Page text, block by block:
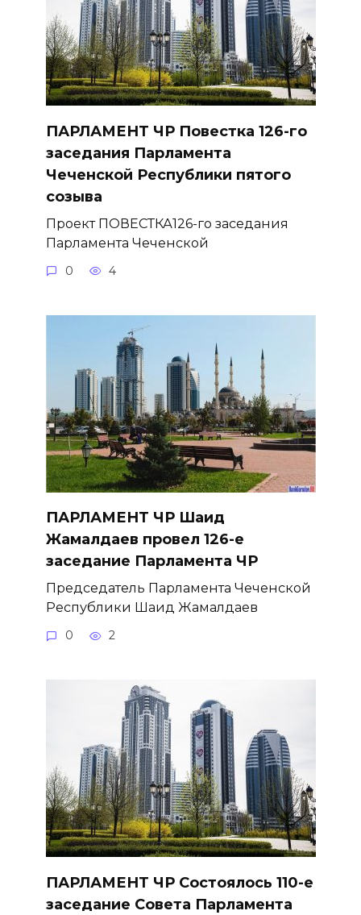
ПАРЛАМЕНТ ЧР Повестка 126-го
заседания Парламента
Чеченской Республики пятого
созыва
Проект ПОВЕСТКА126-го заседания
Парламента Чеченской
0 4
ПАРЛАМЕНТ ЧР Шаид
Жамалдаев провел 126-е
заседание Парламента ЧР
Председатель Парламента Чеченской
Республики Шаид Жамалдаев
0 2
ПАРЛАМЕНТ ЧР Состоялось 110-е
заседание Совета Парламента